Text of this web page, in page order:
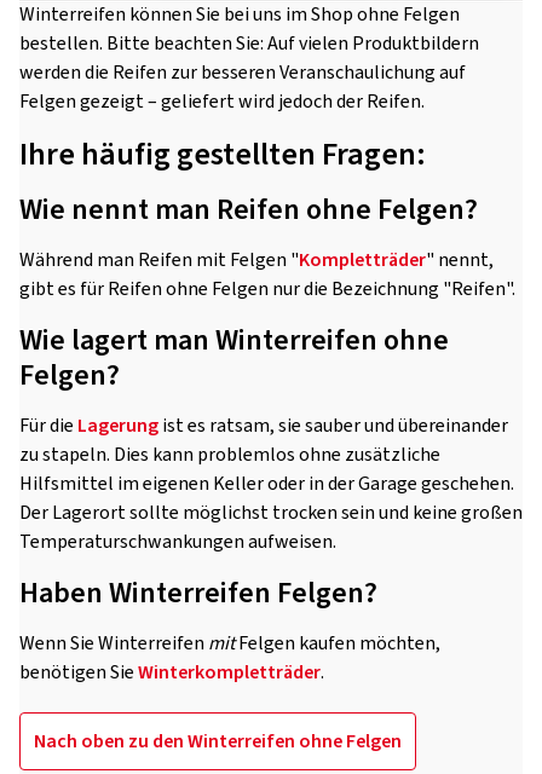
Winterreifen können Sie bei uns im Shop ohne Felgen
bestellen. Bitte beachten Sie: Auf vielen Produktbildern
werden die Reifen zur besseren Veranschaulichung auf
Felgen gezeigt – geliefert wird jedoch der Reifen.
Ihre häufig gestellten Fragen:
Wie nennt man Reifen ohne Felgen?
Während man Reifen mit Felgen "Kompletträder" nennt,
gibt es für Reifen ohne Felgen nur die Bezeichnung "Reifen".
Wie lagert man Winterreifen ohne
Felgen?
Für die Lagerungist es ratsam, sie sauber und übereinander
zu stapeln. Dies kann problemlos ohne zusätzliche
Hilfsmittel im eigenen Keller oder in der Garage geschehen.
Der Lagerort sollte möglichst trocken sein und keine großen
Temperaturschwankungen aufweisen.
Haben Winterreifen Felgen?
Wenn Sie Winterreifen mitFelgen kaufen möchten,
benötigen SieWinterkompletträder.
Nach oben zu den Winterreifen ohne Felgen